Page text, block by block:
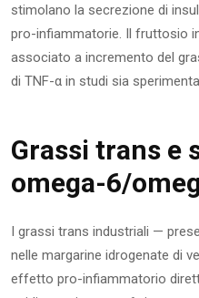
stimolano la secrezione di
pro-infiammatorie. Il fruttosio
associato a incremento del
di TNF-α in studi sia
Grassi trans e
omega-6/
I grassi trans industriali —
nelle margarine idrogenate di
effetto pro-infiammatorio